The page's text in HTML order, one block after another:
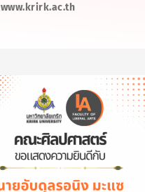
www.krirk.ac.th